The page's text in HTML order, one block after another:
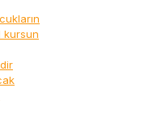
kursun